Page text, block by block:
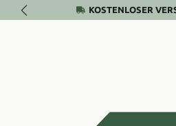
Zum Hauptinhalt springen
KOSTENLOSER